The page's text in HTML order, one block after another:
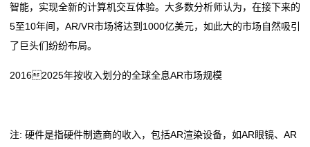
智能，实现全新的计算机交互体验。大多数分析师认为，在接下来的
5至10年间，AR/VR市场将达到1000亿美元，如此大的市场自然吸引
了巨头们纷纷布局。
20162025年按收入划分的全球全息AR市场规模
注: 硬件是指硬件制造商的收入，包括AR渲染设备，如AR眼镜、AR